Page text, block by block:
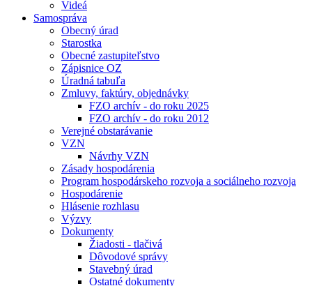
Videá
Samospráva
Obecný úrad
Starostka
Obecné zastupiteľstvo
Zápisnice OZ
Úradná tabuľa
Zmluvy, faktúry, objednávky
FZO archív - do roku 2025
FZO archív - do roku 2012
Verejné obstarávanie
VZN
Návrhy VZN
Zásady hospodárenia
Program hospodárskeho rozvoja a sociálneho rozvoja
Hospodárenie
Hlásenie rozhlasu
Výzvy
Dokumenty
Žiadosti - tlačivá
Dôvodové správy
Stavebný úrad
Ostatné dokumenty